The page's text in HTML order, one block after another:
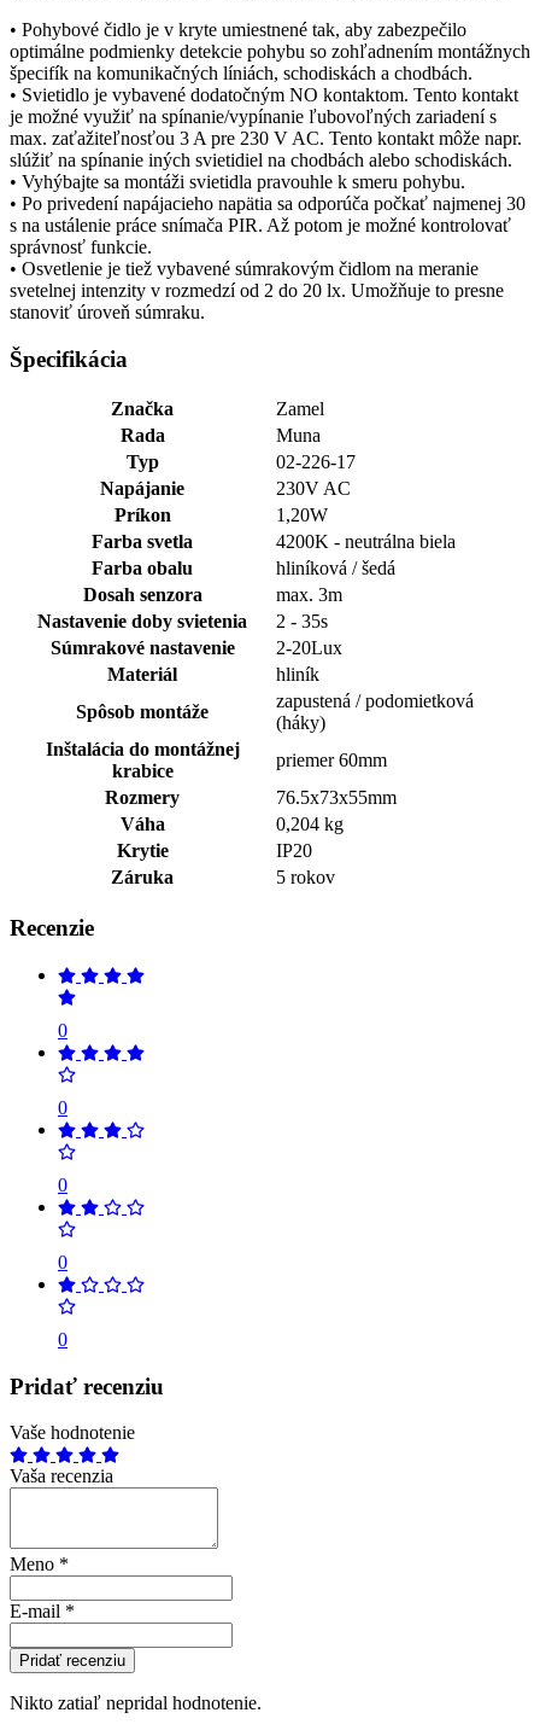
• Pohybové čidlo je v kryte umiestnené tak, aby zabezpečilo
optimálne podmienky detekcie pohybu so zohľadnením montážnych
špecifík na komunikačných líniách, schodiskách a chodbách.
• Svietidlo je vybavené dodatočným NO kontaktom. Tento kontakt
je možné využiť na spínanie/vypínanie ľubovoľných zariadení s
max. zaťažiteľnosťou 3 A pre 230 V AC. Tento kontakt môže napr.
slúžiť na spínanie iných svietidiel na chodbách alebo schodiskách.
• Vyhýbajte sa montáži svietidla pravouhle k smeru pohybu.
• Po privedení napájacieho napätia sa odporúča počkať najmenej 30
s na ustálenie práce snímača PIR. Až potom je možné kontrolovať
správnosť funkcie.
• Osvetlenie je tiež vybavené súmrakovým čidlom na meranie
svetelnej intenzity v rozmedzí od 2 do 20 lx. Umožňuje to presne
stanoviť úroveň súmraku.
Špecifikácia
Značka
Zamel
Rada
Muna
Typ
02-226-17
Napájanie
230V AC
Príkon
1,20W
Farba svetla
4200K - neutrálna biela
Farba obalu
hliníková / šedá
Dosah senzora
max. 3m
Nastavenie doby svietenia
2 - 35s
Súmrakové nastavenie
2-20Lux
Materiál
hliník
Spôsob montáže
zapustená / podomietková
(háky)
Inštalácia do montážnej
krabice
priemer 60mm
Rozmery
76.5x73x55mm
Váha
0,204 kg
Krytie
IP20
Záruka
5 rokov
Recenzie
0
0
0
0
0
Pridať recenziu
Vaše hodnotenie
Vaša recenzia
Meno *
E-mail *
Pridať recenziu
Nikto zatiaľ nepridal hodnotenie.